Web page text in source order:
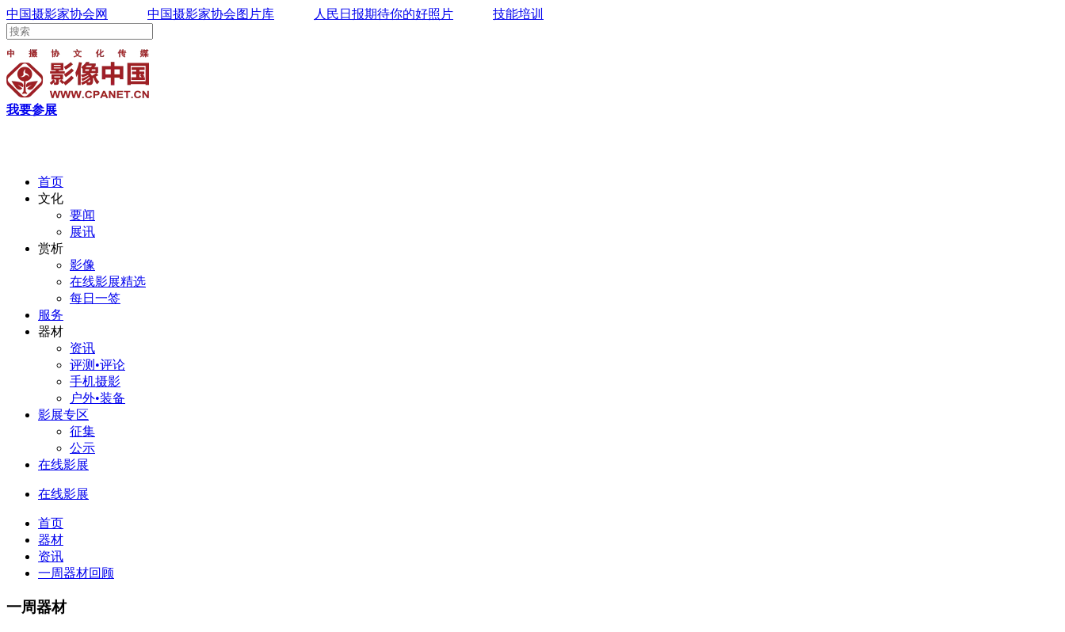
中国摄影家协会网 中国摄影家协会图片库 人民日报期待你的好照片 技能培训
我要参展
首页
文化
要闻
展讯
赏析
影像
在线影展精选
每日一签
服务
器材
资讯
评测•评论
手机摄影
户外•装备
影展专区
征集
公示
在线影展
在线影展
首页
器材
资讯
一周器材回顾
一周器材